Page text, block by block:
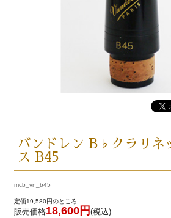
バンドレン B♭クラリネ
ス B45
mcb_vn_b45
定価19,580円のところ
販売価格18,600円 (税込)